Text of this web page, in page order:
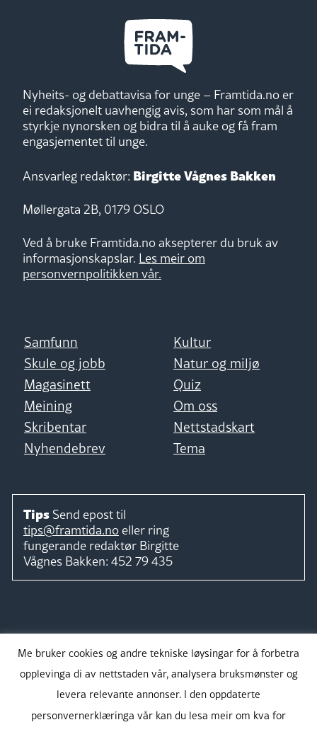
Nyheits- og debattavisa for unge – Framtida.no er
ei redaksjonelt uavhengig avis, som har som mål å
styrkje nynorsken og bidra til å auke og få fram
engasjementet til unge.
Ansvarleg redaktør: Birgitte Vågnes Bakken
Møllergata 2B, 0179 OSLO
Ved å bruke Framtida.no aksepterer du bruk av
informasjonskapslar. Les meir om
personvernpolitikken vår.
Samfunn
Kultur
Skule og jobb
Natur og miljø
Magasinett
Quiz
Meining
Om oss
Skribentar
Nettstadskart
Nyhendebrev
Tema
Tips Send epost til
tips@framtida.no eller ring
fungerande redaktør Birgitte
Vågnes Bakken: 452 79 435
Takk for støtta:
Me bruker cookies og andre tekniske løysingar for å forbetra
opplevinga di av nettstaden vår, analysera bruksmønster og
levera relevante annonser. I den oppdaterte
personvernerklæringa vår kan du lesa meir om kva for